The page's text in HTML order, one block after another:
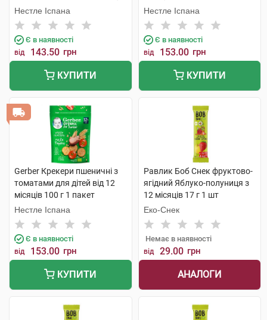
35 г 1 банка
Нестле Іспана
Є в наявності
від 143.50 грн
КУПИТИ
Нестле Іспана
Є в наявності
від 153.00 грн
КУПИТИ
Gerber Крекери пшеничні з
томатами для дітей від 12
місяців 100 г 1 пакет
Нестле Іспана
Є в наявності
від 153.00 грн
КУПИТИ
Равлик Боб Снек фруктово-
ягідний Яблуко-полуниця з
12 місяців 17 г 1 шт
Еко-Снек
Немає в наявності
від 29.00 грн
АНАЛОГИ